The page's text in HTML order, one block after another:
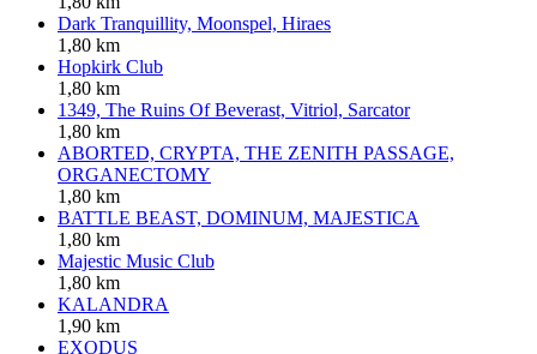
Dark Tranquillity, Moonspel, Hiraes
1,80 km
Hopkirk Club
1,80 km
1349, The Ruins Of Beverast, Vitriol, Sarcator
1,80 km
ABORTED, CRYPTA, THE ZENITH PASSAGE,
ORGANECTOMY
1,80 km
BATTLE BEAST, DOMINUM, MAJESTICA
1,80 km
Majestic Music Club
1,80 km
KALANDRA
1,90 km
EXODUS